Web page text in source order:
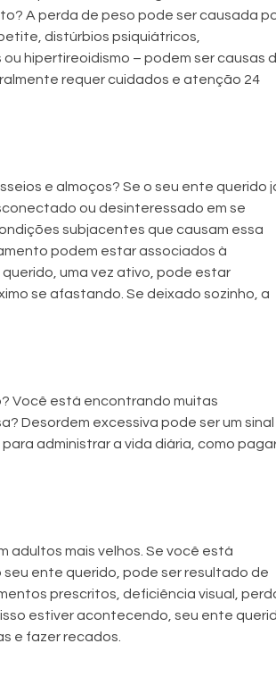
A perda de peso pode ser causada
distúrbios psiquiátricos,
hipertireoidismo – podem ser causas
requer cuidados e atenção 24
e almoços? Se o seu ente querido
ou desinteressado em se
subjacentes que causam essa
podem estar associados à
uma vez ativo, pode estar
se afastando. Se deixado sozinho, a
Você está encontrando muitas
Desordem excessiva pode ser um sinal
administrar a vida diária, como
adultos mais velhos. Se você está
ente querido, pode ser resultado de
prescritos, deficiência visual,
estiver acontecendo, seu ente
e fazer recados.